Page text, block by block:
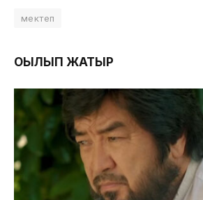
мектеп
ОҚЫЛЫП ЖАТЫР